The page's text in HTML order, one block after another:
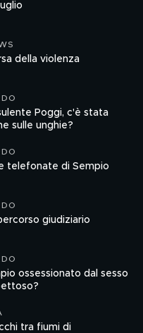
della violenza
Poggi, c'è stata
sulle unghie?
telefonate di Sempio
giudiziario
ossessionato dal sesso
tra fiumi di